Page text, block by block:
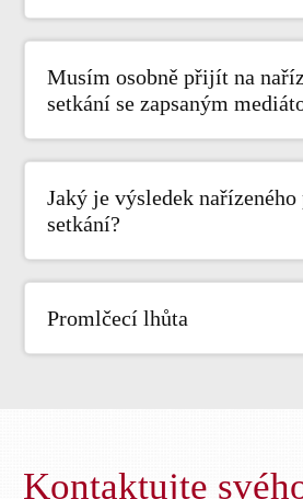
Musím osobně přijít na
setkání se zapsaným
Jaký je výsledek
setkání?
Promlčecí lhůta
Kontaktujte